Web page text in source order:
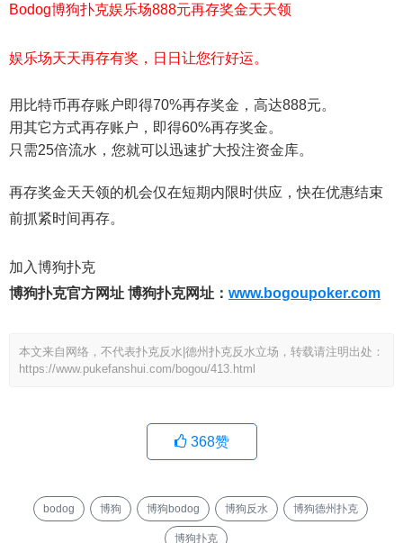
Bodog博狗扑克娱乐场888元再存奖金天天领
娱乐场天天再存有奖，日日让您行好运。
用比特币再存账户即得70%再存奖金，高达888元。
用其它方式再存账户，即得60%再存奖金。
只需25倍流水，您就可以迅速扩大投注资金库。
再存奖金天天领的机会仅在短期内限时供应，快在优惠结束
前抓紧时间再存。
加入博狗扑克
博狗扑克官方网址 博狗扑克网址： www.bogoupoker.com
本文来自网络，不代表扑克反水|德州扑克反水立场，转载请注明出处：
https://www.pukefanshui.com/bogou/413.html
368赞
bodog 博狗 博狗bodog 博狗反水 博狗德州扑克
博狗扑克